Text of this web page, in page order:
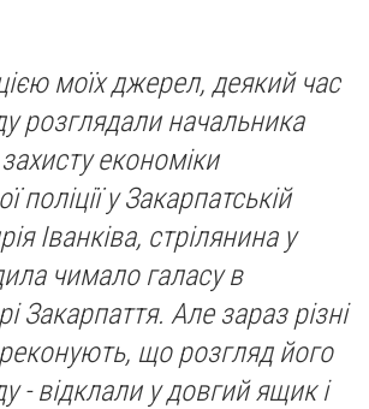
моїх джерел, деякий час
розглядали начальника
економіки
поліції у Закарпатській
Іванківа, стрілянина у
чимало галасу в
Закарпаття. Але зараз різні
що розгляд його
- відклали у довгий ящик і